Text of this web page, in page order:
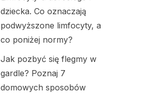
dziecka. Co oznaczają
podwyższone limfocyty, a
co poniżej normy?
Jak pozbyć się flegmy w
gardle? Poznaj 7
domowych sposobów